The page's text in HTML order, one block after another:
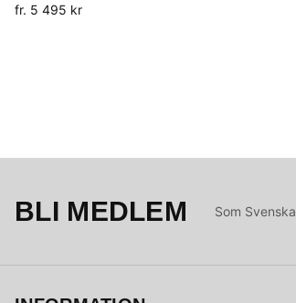
fr. 5 495 kr
BLI MEDLEM Som